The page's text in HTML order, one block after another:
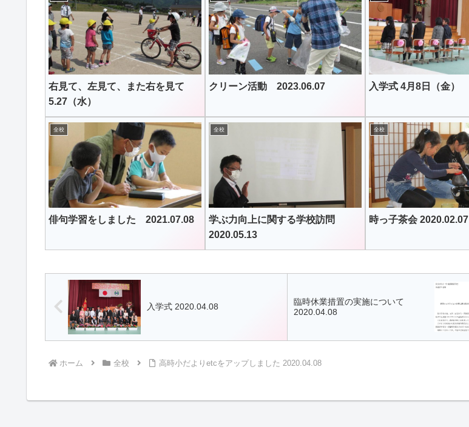
右見て、左見て、また右を見て
5.27（水）
クリーン活動 2023.06.07 入学式 4月8日（金）
全校
俳句学習をしました 2021.07.08
全校
学ぶ力向上に関する学校訪問
2020.05.13
全校
時っ子茶会 2020.02.07
入学式 2020.04.08
臨時休業措置の実施について
2020.04.08
ホーム 全校 高時小だよりetcをアップしました 2020.04.08